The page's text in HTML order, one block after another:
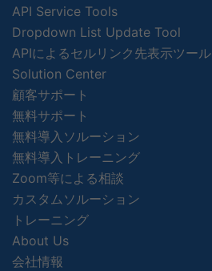
API Service Tools
Dropdown List Update Tool
APIによるセルリンク先表示ツール
Solution Center
顧客サポート
無料サポート
無料導入ソルーション
無料導入トレーニング
Zoom等による相談
カスタムソルーション
トレーニング
About Us
会社情報